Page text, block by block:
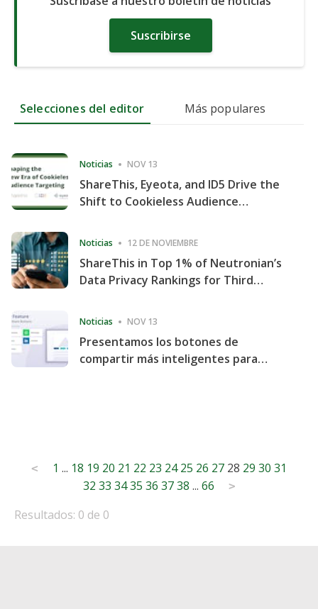
Suscribirse
Selecciones del editor Más populares
Noticias NOV 13
ShareThis, Eyeota, and ID5 Drive the
Shift to Cookieless Audience
Noticias 12 DE NOVIEMBRE
ShareThis in Top 1% of Neutronian’s
Data Privacy Rankings for Third
Noticias NOV 13
Presentamos los botones de
compartir más inteligentes para
Posts
pagination
< 1 ... 18 19 20 21 22 23 24 25 26 27 28 29 30 31
32 33 34 35 36 37 38 ... 66 >
Resultados: 0 de 0